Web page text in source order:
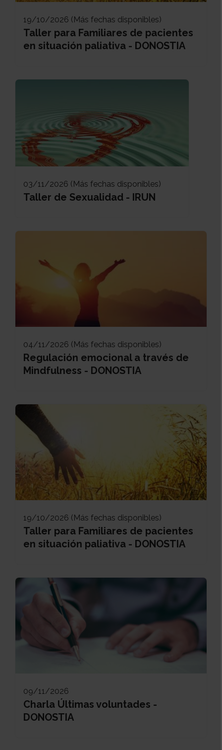
19/10/2026 (Más fechas disponibles)
Taller para Familiares de pacientes
en situación paliativa - DONOSTIA
03/11/2026 (Más fechas disponibles)
Taller de Sexualidad - IRUN
04/11/2026 (Más fechas disponibles)
Regulación emocional a través de
Mindfulness - DONOSTIA
19/10/2026 (Más fechas disponibles)
Taller para Familiares de pacientes
en situación paliativa - DONOSTIA
09/11/2026
Charla Últimas voluntades -
DONOSTIA